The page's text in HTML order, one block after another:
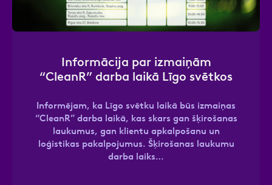
Informācija par izmaiņām
“CleanR” darba laikā Līgo svētkos
Informējam, ka Līgo svētku laikā būs izmaiņas
“CleanR” darba laikā, kas skars gan šķirošanas
laukumus, gan klientu apkalpošanu un
loģistikas pakalpojumus. Šķirošanas laukumu
darba laiks…